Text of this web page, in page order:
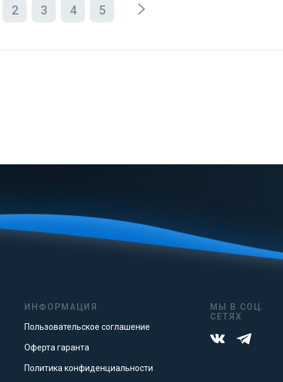
2 3 4 5
ИНФОРМАЦИЯ
Пользовательское соглашение
Оферта гаранта
Политика конфиденциальности
МЫ В СОЦ.
СЕТЯХ